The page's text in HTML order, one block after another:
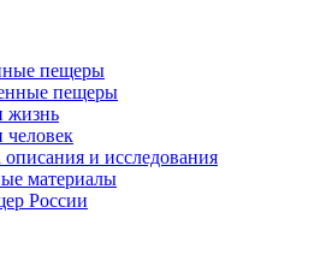
пещеры
пещеры
жизнь
и исследования
материалы
России